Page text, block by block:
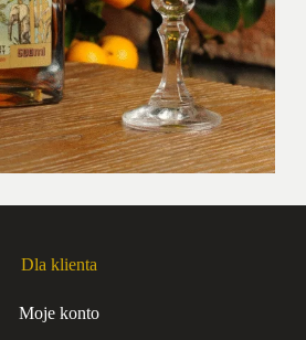
Dla klienta
Moje konto